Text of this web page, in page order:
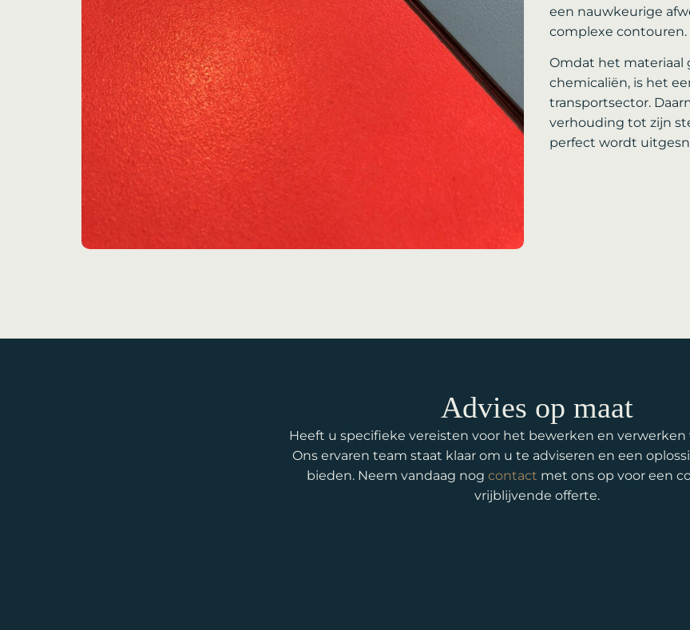
een nauwkeurige
complexe contouren.
Omdat het materiaal
chemicaliën, is het
transportsector.
verhouding tot zijn
perfect wordt
Advies op maat
Heeft u specifieke vereisten voor het bewerken en verwerken
Ons ervaren team staat klaar om u te adviseren en een
bieden. Neem vandaag nog contact met ons op voor een
vrijblijvende offerte.